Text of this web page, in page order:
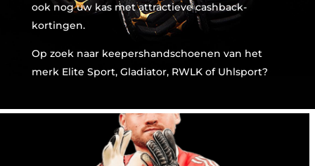
ook nog uw kas met attractieve cashback-
kortingen.
Op zoek naar keepershandschoenen van het
merk Elite Sport, Gladiator, RWLK of Uhlsport?